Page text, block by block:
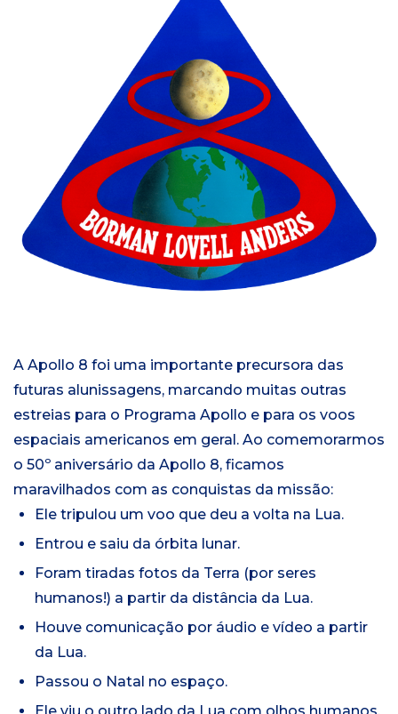
A Apollo 8 foi uma importante precursora das
futuras alunissagens, marcando muitas outras
estreias para o Programa Apollo e para os voos
espaciais americanos em geral. Ao comemorarmos
o 50º aniversário da Apollo 8, ficamos
maravilhados com as conquistas da missão:
Ele tripulou um voo que deu a volta na Lua.
Entrou e saiu da órbita lunar.
Foram tiradas fotos da Terra (por seres
humanos!) a partir da distância da Lua.
Houve comunicação por áudio e vídeo a partir
da Lua.
Passou o Natal no espaço.
Ele viu o outro lado da Lua com olhos humanos.